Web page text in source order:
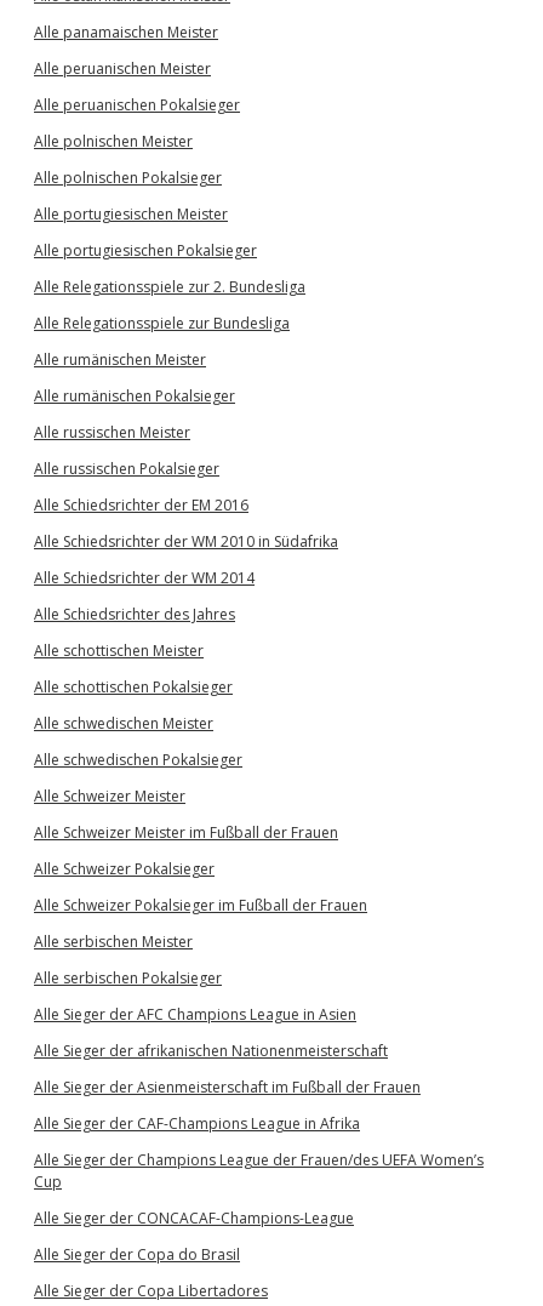
Alle panamaischen Meister
Alle peruanischen Meister
Alle peruanischen Pokalsieger
Alle polnischen Meister
Alle polnischen Pokalsieger
Alle portugiesischen Meister
Alle portugiesischen Pokalsieger
Alle Relegationsspiele zur 2. Bundesliga
Alle Relegationsspiele zur Bundesliga
Alle rumänischen Meister
Alle rumänischen Pokalsieger
Alle russischen Meister
Alle russischen Pokalsieger
Alle Schiedsrichter der EM 2016
Alle Schiedsrichter der WM 2010 in Südafrika
Alle Schiedsrichter der WM 2014
Alle Schiedsrichter des Jahres
Alle schottischen Meister
Alle schottischen Pokalsieger
Alle schwedischen Meister
Alle schwedischen Pokalsieger
Alle Schweizer Meister
Alle Schweizer Meister im Fußball der Frauen
Alle Schweizer Pokalsieger
Alle Schweizer Pokalsieger im Fußball der Frauen
Alle serbischen Meister
Alle serbischen Pokalsieger
Alle Sieger der AFC Champions League in Asien
Alle Sieger der afrikanischen Nationenmeisterschaft
Alle Sieger der Asienmeisterschaft im Fußball der Frauen
Alle Sieger der CAF-Champions League in Afrika
Alle Sieger der Champions League der Frauen/des UEFA Women’s
Cup
Alle Sieger der CONCACAF-Champions-League
Alle Sieger der Copa do Brasil
Alle Sieger der Copa Libertadores